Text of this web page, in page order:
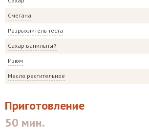
Сметана
Разрыхлитель теста
Сахар ванильный
Изюм
Масло растительное
Приготовление
50 мин.